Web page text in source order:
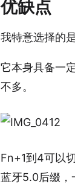
优缺点
我特意选择的
它本身具备一
不多。
Fn+1到4可以
蓝牙5.0后缀，